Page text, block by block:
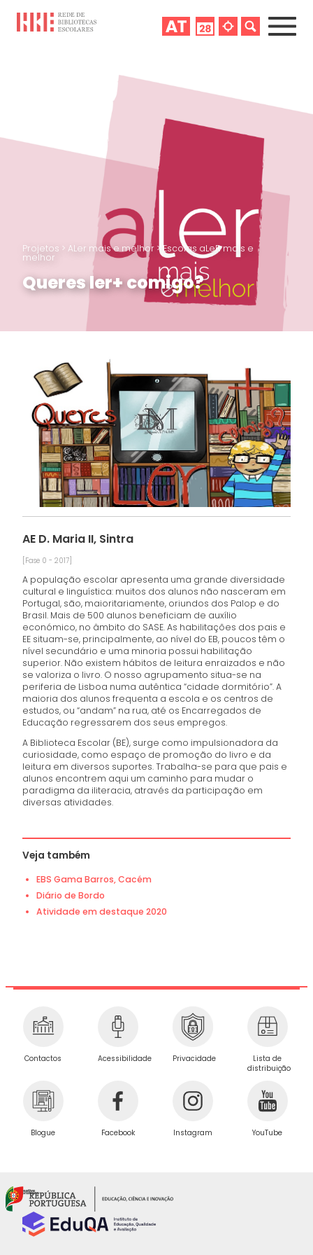
Projetos > ALer mais e melhor > Escolas aLeR mais e
melhor
Queres ler+ comigo?
AE D. Maria II, Sintra
[Fase 0 - 2017]
A população escolar apresenta uma grande diversidade
cultural e linguística: muitos dos alunos não nasceram em
Portugal, são, maioritariamente, oriundos dos Palop e do
Brasil. Mais de 500 alunos beneficiam de auxílio
económico, no âmbito do SASE. As habilitações dos pais e
EE situam-se, principalmente, ao nível do EB, poucos têm o
nível secundário e uma minoria possui habilitação
superior. Não existem hábitos de leitura enraizados e não
se valoriza o livro. O nosso agrupamento situa-se na
periferia de Lisboa numa autêntica “cidade dormitório”. A
maioria dos alunos frequenta a escola e os centros de
estudos, ou “andam” na rua, até os Encarregados de
Educação regressarem dos seus empregos.
A Biblioteca Escolar (BE), surge como impulsionadora da
curiosidade, como espaço de promoção do livro e da
leitura em diversos suportes. Trabalha-se para que pais e
alunos encontrem aqui um caminho para mudar o
paradigma da iliteracia, através da participação em
diversas atividades.
Veja também
EBS Gama Barros, Cacém
Diário de Bordo
Atividade em destaque 2020
Contactos Acessibilidade Privacidade
Lista de
distribuição
Blogue Facebook Instagram YouTube